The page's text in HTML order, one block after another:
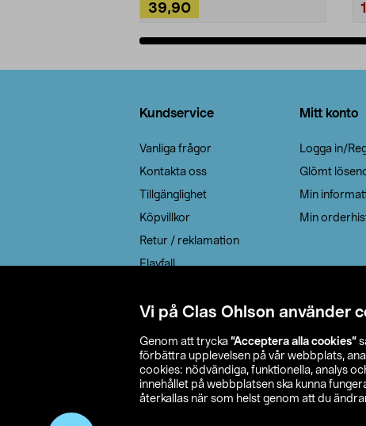
Vi på Clas Ohlson använder
Genom att trycka ”Acceptera alla cookies”
förbättra upplevelsen på vår webbplats,
cookies: nödvändiga, funktionella, analys
innehållet på webbplatsen ska kunna
återkallas när som helst genom att du
39,90
Kundservice
Vanliga frågor
Kontakta oss
Tillgänglighet
Köpvillkor
Retur / reklamation
Elavfall
Leveransalternativ
Mitt konto
Logga in/
Glömt
Min
Min